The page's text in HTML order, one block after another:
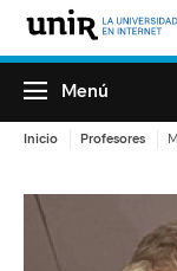
Menú
Inicio Profesores